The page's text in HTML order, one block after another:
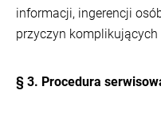
informacji, ingerencji
przyczyn
§ 3. Procedura